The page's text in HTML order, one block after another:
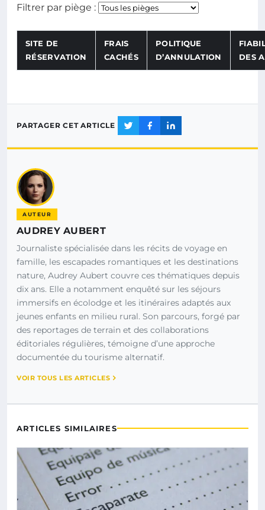
Filtrer par piège :
SITE DE
RÉSERVATION
FRAIS
CACHÉS
POLITIQUE
D’ANNULATION
DES
PARTAGER CET ARTICLE
AUTEUR
AUDREY AUBERT
Journaliste spécialisée dans les récits de voyage en
famille, les escapades romantiques et les destinations
nature, Audrey Aubert couvre ces thématiques depuis
dix ans. Elle a notamment enquêté sur les séjours
immersifs en écolodge et les itinéraires adaptés aux
jeunes enfants en milieu rural. Son parcours, forgé par
des reportages de terrain et des collaborations
éditoriales régulières, témoigne d’une approche
documentée du tourisme alternatif.
VOIR TOUS LES ARTICLES
ARTICLES SIMILAIRES